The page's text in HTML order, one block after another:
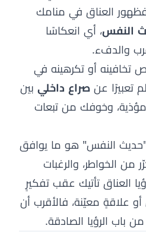
العناق في منامك
النفس، أي انعكاسًا
والدفء.
أو تكرهينه في
تعبيرًا عن صراع داخلي بين
وخوفك من تبعات
"حديث النفس" هو ما يوافق
من الخواطر، والرغبات
العناق تأتيك عقب تفكيرٍ
معيّنة، فالأقرب أن
باب الرؤيا الصادقة.